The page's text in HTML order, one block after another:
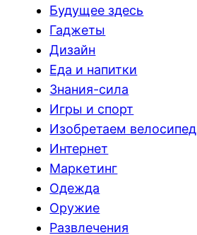
Будущее здесь
Гаджеты
Дизайн
Еда и напитки
Знания-сила
Игры и спорт
Изобретаем велосипед
Интернет
Маркетинг
Одежда
Оружие
Развлечения